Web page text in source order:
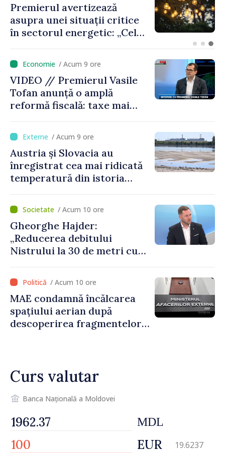
Criza carburanților: Vasile
Tofan anunță că România va
sprijini Republica Moldova
/ Acum 9 ore
VIDEO // Premierul Vasile
Tofan anunță o amplă
reformă fiscală: taxe mai
mari pentru bănci, tutun și
jocurile de noroc
/ Acum 9 ore
Austria și Slovacia au
înregistrat cea mai ridicată
temperatură din istoria
/ Acum 10 ore
Gheorghe Hajder:
„Reducerea debitului
Nistrului la 30 de metri cubi
„catastrofă naturală”
/ Acum 10 ore
MAE condamnă încălcarea
spațiului aerian după
descoperirea fragmentelor
Curs valutar
Banca Națională a Moldovei
MDL
EUR 19.6237